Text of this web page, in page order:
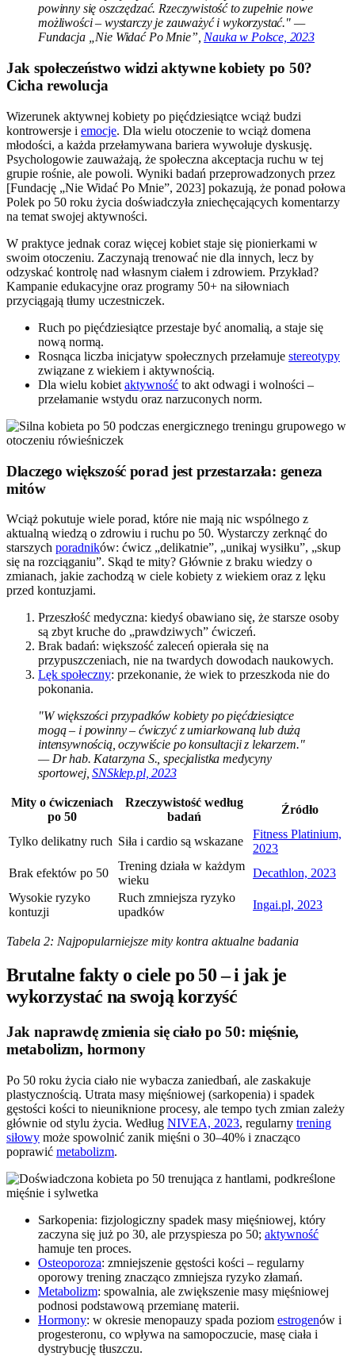
powinny się oszczędzać. Rzeczywistość to zupełnie nowe
możliwości – wystarczy je zauważyć i wykorzystać." —
Fundacja „Nie Widać Po Mnie”, Nauka w Polsce, 2023
Jak społeczeństwo widzi aktywne kobiety po 50?
Cicha rewolucja
Wizerunek aktywnej kobiety po pięćdziesiątce wciąż budzi
kontrowersje i emocje. Dla wielu otoczenie to wciąż domena
młodości, a każda przełamywana bariera wywołuje dyskusję.
Psychologowie zauważają, że społeczna akceptacja ruchu w tej
grupie rośnie, ale powoli. Wyniki badań przeprowadzonych przez
[Fundację „Nie Widać Po Mnie”, 2023] pokazują, że ponad połowa
Polek po 50 roku życia doświadczyła zniechęcających komentarzy
na temat swojej aktywności.
W praktyce jednak coraz więcej kobiet staje się pionierkami w
swoim otoczeniu. Zaczynają trenować nie dla innych, lecz by
odzyskać kontrolę nad własnym ciałem i zdrowiem. Przykład?
Kampanie edukacyjne oraz programy 50+ na siłowniach
przyciągają tłumy uczestniczek.
Ruch po pięćdziesiątce przestaje być anomalią, a staje się
nową normą.
Rosnąca liczba inicjatyw społecznych przełamuje stereotypy
związane z wiekiem i aktywnością.
Dla wielu kobiet aktywność to akt odwagi i wolności –
przełamanie wstydu oraz narzuconych norm.
Dlaczego większość porad jest przestarzała: geneza
mitów
Wciąż pokutuje wiele porad, które nie mają nic wspólnego z
aktualną wiedzą o zdrowiu i ruchu po 50. Wystarczy zerknąć do
starszych poradników: ćwicz „delikatnie”, „unikaj wysiłku”, „skup
się na rozciąganiu”. Skąd te mity? Głównie z braku wiedzy o
zmianach, jakie zachodzą w ciele kobiety z wiekiem oraz z lęku
przed kontuzjami.
Przeszłość medyczna: kiedyś obawiano się, że starsze osoby
są zbyt kruche do „prawdziwych” ćwiczeń.
Brak badań: większość zaleceń opierała się na
przypuszczeniach, nie na twardych dowodach naukowych.
Lęk społeczny: przekonanie, że wiek to przeszkoda nie do
pokonania.
"W większości przypadków kobiety po pięćdziesiątce
mogą – i powinny – ćwiczyć z umiarkowaną lub dużą
intensywnością, oczywiście po konsultacji z lekarzem."
— Dr hab. Katarzyna S., specjalistka medycyny
sportowej,SNSklep.pl, 2023
Mity o ćwiczeniach
po 50
Rzeczywistość według
badań
Źródło
Tylko delikatny ruch Siła i cardio są wskazane
Fitness Platinium,
2023
Brak efektów po 50
Trening działa w każdym
wieku
Decathlon, 2023
Wysokie ryzyko
kontuzji
Ruch zmniejsza ryzyko
upadków
Ingai.pl, 2023
Tabela 2: Najpopularniejsze mity kontra aktualne badania
Brutalne fakty o ciele po 50 – i jak je
wykorzystać na swoją korzyść
Jak naprawdę zmienia się ciało po 50: mięśnie,
metabolizm, hormony
Po 50 roku życia ciało nie wybacza zaniedbań, ale zaskakuje
plastycznością. Utrata masy mięśniowej (sarkopenia) i spadek
gęstości kości to nieuniknione procesy, ale tempo tych zmian zależy
głównie od stylu życia. Według NIVEA, 2023, regularny trening
siłowy może spowolnić zanik mięśni o 30–40% i znacząco
poprawić metabolizm.
Sarkopenia: fizjologiczny spadek masy mięśniowej, który
zaczyna się już po 30, ale przyspiesza po 50; aktywność
hamuje ten proces.
Osteoporoza: zmniejszenie gęstości kości – regularny
oporowy trening znacząco zmniejsza ryzyko złamań.
Metabolizm: spowalnia, ale zwiększenie masy mięśniowej
podnosi podstawową przemianę materii.
Hormony: w okresie menopauzy spada poziom estrogenów i
progesteronu, co wpływa na samopoczucie, masę ciała i
dystrybucję tłuszczu.